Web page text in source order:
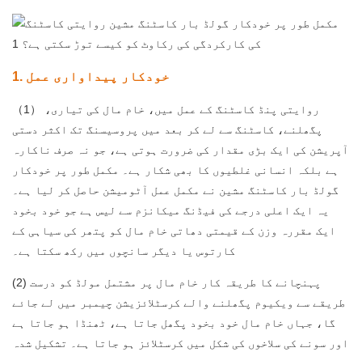
1. خودکار پیداواری عمل
（1） روایتی پنڈ کاسٹنگ کے عمل میں، خام مال کی تیاری،
پگھلنے، کاسٹنگ سے لے کر بعد میں پروسیسنگ تک اکثر دستی
آپریشن کی ایک بڑی مقدار کی ضرورت ہوتی ہے، جو نہ صرف ناکارہ
ہے بلکہ انسانی غلطیوں کا بھی شکار ہے۔ مکمل طور پر خودکار
گولڈ بار کاسٹنگ مشین نے مکمل عمل آٹومیشن حاصل کر لیا ہے۔
یہ ایک اعلی درجے کی فیڈنگ میکانزم سے لیس ہے جو خود بخود
ایک مقررہ وزن کے قیمتی دھاتی خام مال کو پتھر کی سیاہی کے
کارتوس یا دیگر سانچوں میں رکھ سکتا ہے۔
(2) پہنچانے کا طریقہ کار خام مال پر مشتمل مولڈ کو درست
طریقے سے ویکیوم پگھلنے والے کرسٹلائزیشن چیمبر میں لے جائے
گا، جہاں خام مال خود بخود پگھل جاتا ہے، ٹھنڈا ہو جاتا ہے
اور سونے کی سلاخوں کی شکل میں کرسٹلائز ہو جاتا ہے۔ تشکیل شدہ